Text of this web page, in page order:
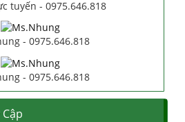
tuyến - 0975.646.818
- 0975.646.818
- 0975.646.818